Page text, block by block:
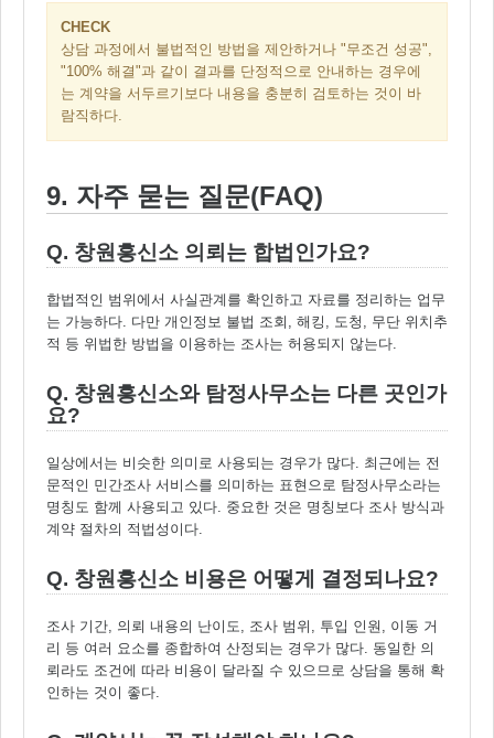
CHECK
상담 과정에서 불법적인 방법을 제안하거나 "무조건 성공",
"100% 해결"과 같이 결과를 단정적으로 안내하는 경우에
는 계약을 서두르기보다 내용을 충분히 검토하는 것이 바
람직하다.
9. 자주 묻는 질문(FAQ)
Q. 창원흥신소 의뢰는 합법인가요?
합법적인 범위에서 사실관계를 확인하고 자료를 정리하는 업무
는 가능하다. 다만 개인정보 불법 조회, 해킹, 도청, 무단 위치추
적 등 위법한 방법을 이용하는 조사는 허용되지 않는다.
Q. 창원흥신소와 탐정사무소는 다른 곳인가
요?
일상에서는 비슷한 의미로 사용되는 경우가 많다. 최근에는 전
문적인 민간조사 서비스를 의미하는 표현으로 탐정사무소라는
명칭도 함께 사용되고 있다. 중요한 것은 명칭보다 조사 방식과
계약 절차의 적법성이다.
Q. 창원흥신소 비용은 어떻게 결정되나요?
조사 기간, 의뢰 내용의 난이도, 조사 범위, 투입 인원, 이동 거
리 등 여러 요소를 종합하여 산정되는 경우가 많다. 동일한 의
뢰라도 조건에 따라 비용이 달라질 수 있으므로 상담을 통해 확
인하는 것이 좋다.